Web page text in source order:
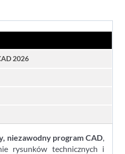
2026
niezawodny program CAD
rysunków technicznych i